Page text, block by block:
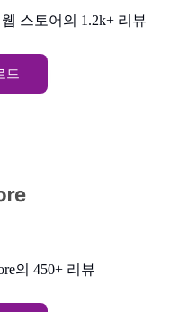
웹 스토어의 1.2k+ 리뷰
드
의 450+ 리뷰